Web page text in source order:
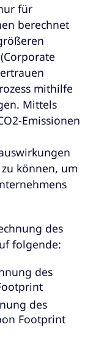
für
berechnet
mithilfe
Mittels
Emissionen
können, um
des
folgende:
des
des
Footprint